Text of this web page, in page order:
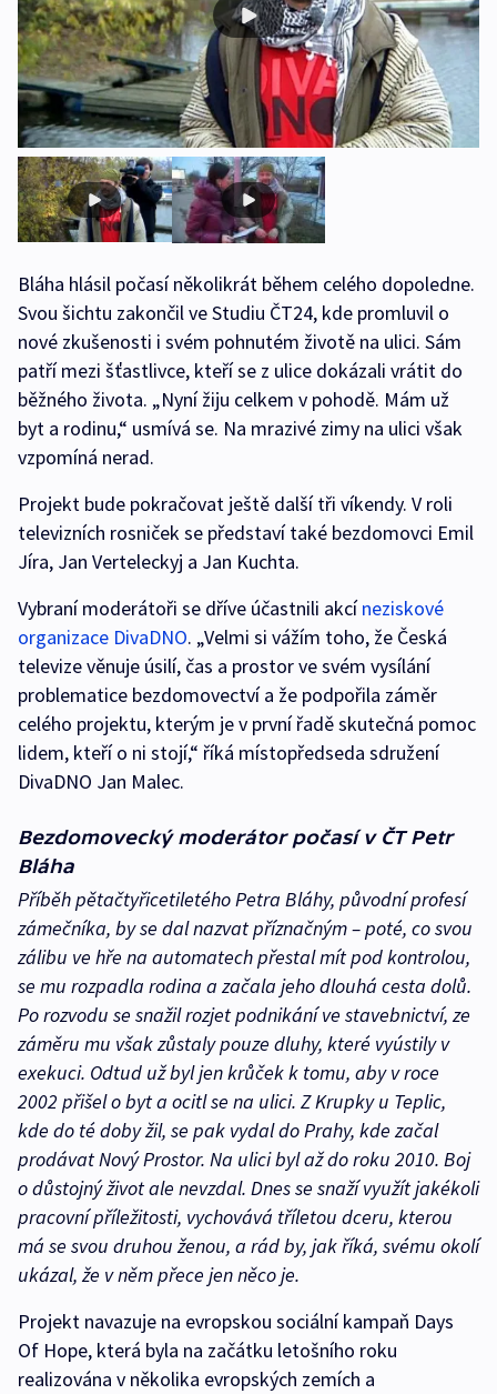
Bláha hlásil počasí několikrát během celého dopoledne.
Svou šichtu zakončil ve Studiu ČT24, kde promluvil o
nové zkušenosti i svém pohnutém životě na ulici. Sám
patří mezi šťastlivce, kteří se z ulice dokázali vrátit do
běžného života. „Nyní žiju celkem v pohodě. Mám už
byt a rodinu,“ usmívá se. Na mrazivé zimy na ulici však
vzpomíná nerad.
Projekt bude pokračovat ještě další tři víkendy. V roli
televizních rosniček se představí také bezdomovci Emil
Jíra, Jan Verteleckyj a Jan Kuchta.
Vybraní moderátoři se dříve účastnili akcíneziskové
organizace DivaDNO. „Velmi si vážím toho, že Česká
televize věnuje úsilí, čas a prostor ve svém vysílání
problematice bezdomovectví a že podpořila záměr
celého projektu, kterým je v první řadě skutečná pomoc
lidem, kteří o ni stojí,“ říká místopředseda sdružení
DivaDNO Jan Malec.
Bezdomovecký moderátor počasí v ČT Petr
Bláha
Příběh pětačtyřicetiletého Petra Bláhy, původní profesí
zámečníka, by se dal nazvat příznačným – poté, co svou
zálibu ve hře na automatech přestal mít pod kontrolou,
se mu rozpadla rodina a začala jeho dlouhá cesta dolů.
Po rozvodu se snažil rozjet podnikání ve stavebnictví, ze
záměru mu však zůstaly pouze dluhy, které vyústily v
exekuci. Odtud už byl jen krůček k tomu, aby v roce
2002 přišel o byt a ocitl se na ulici. Z Krupky u Teplic,
kde do té doby žil, se pak vydal do Prahy, kde začal
prodávat Nový Prostor. Na ulici byl až do roku 2010. Boj
o důstojný život ale nevzdal. Dnes se snaží využít jakékoli
pracovní příležitosti, vychovává tříletou dceru, kterou
má se svou druhou ženou, a rád by, jak říká, svému okolí
ukázal, že v něm přece jen něco je.
Projekt navazuje na evropskou sociální kampaň Days
Of Hope, která byla na začátku letošního roku
realizována v několika evropských zemích a